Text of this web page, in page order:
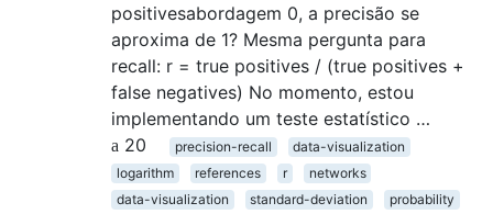
positivesabordagem 0, a precisão se
aproxima de 1? Mesma pergunta para
recall: r = true positives / (true positives +
false negatives) No momento, estou
implementando um teste estatístico …
20
precision-recall
data-visualization
logarithm
references r
networks
data-visualization
standard-deviation
probability